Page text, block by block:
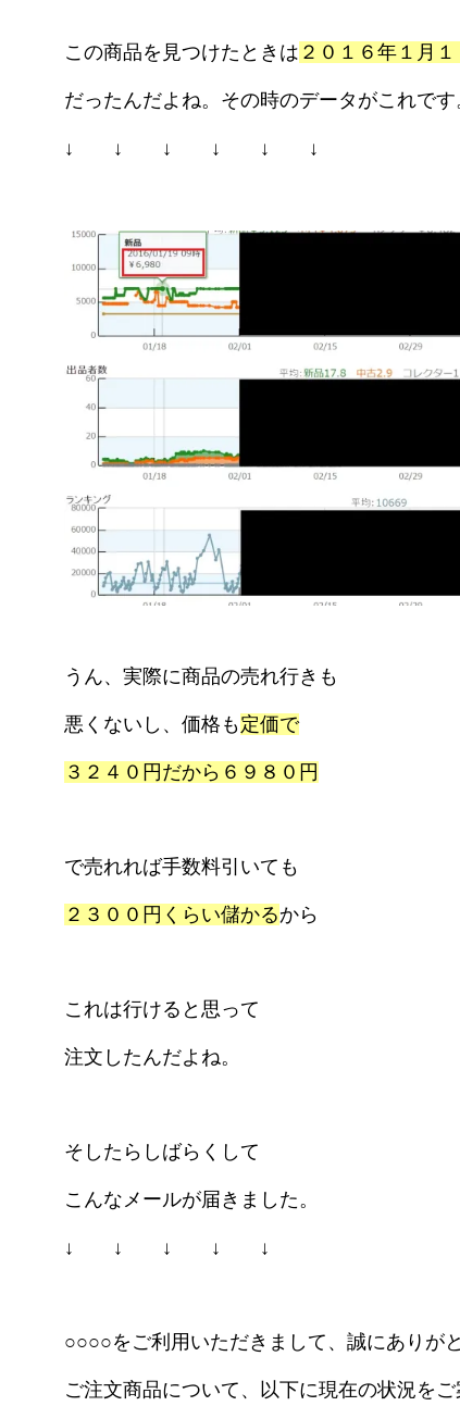
この商品を見つけたときは ２０１６年１月
だったんだよね。その時のデータがこれです
↓ ↓ ↓ ↓ ↓ ↓
うん、実際に商品の売れ行きも
悪くないし、 価格も定価で
３２４０円だから６９８０円
で売れれば手数料引いても
２３００円くらい儲かるから
これは行けると思って
注文したんだよね。
そしたらしばらくして
こんなメールが届きました。
↓ ↓ ↓ ↓ ↓
○○○○をご利用いただきまして、誠にありが
ご注文商品について、以下に現在の状況を